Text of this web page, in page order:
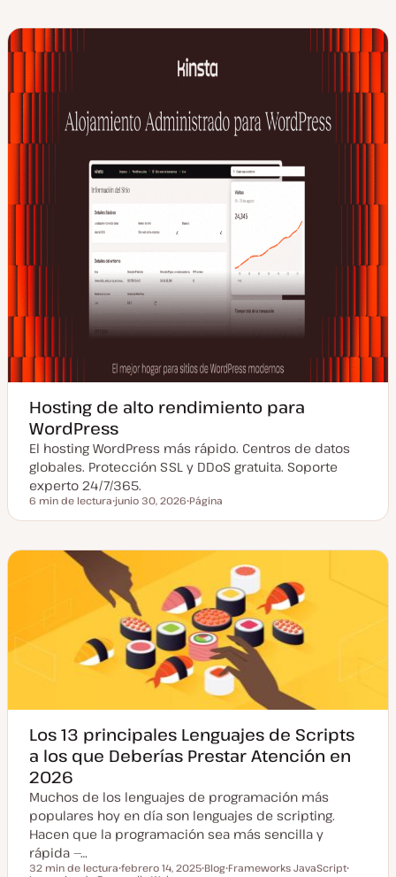
Hosting de alto rendimiento para
WordPress
El hosting WordPress más rápido. Centros de datos
globales. Protección SSL y DDoS gratuita. Soporte
experto 24/7/365.
Tiempo de lectura
6 min de lectura
e
a
t
u
z
a
junio 30, 2026
i
o
s
t
Página
Los 13 principales Lenguajes de Scripts
a los que Deberías Prestar Atención en
2026
Muchos de los lenguajes de programación más
populares hoy en día son lenguajes de scripting.
Hacen que la programación sea más sencilla y
rápida —…
32 min de lectura febrero 14, 2025 Blog Frameworks JavaScript